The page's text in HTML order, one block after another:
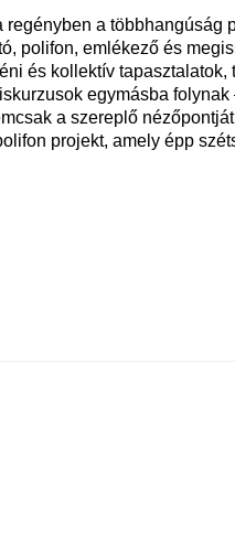
a többhangúság
polifon, emlékező és
és kollektív tapasztalatok,
egymásba
a szereplő
projekt, amely épp